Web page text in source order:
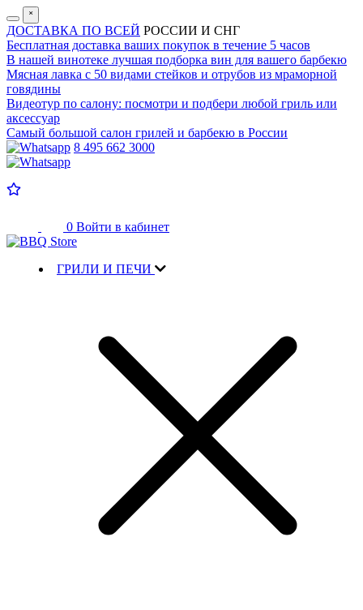
˟
ДОСТАВКА ПО ВСЕЙ РОССИИ И СНГ
Бесплатная доставка ваших покупок в течение 5 часов
В нашей винотеке лучшая подборка вин для вашего барбекю
Мясная лавка с 50 видами стейков и отрубов из мраморной
говядины
Видеотур по салону: посмотри и подбери любой гриль или
аксессуар
Самый большой салон грилей и барбекю в России
8 495 662 3000
0 Войти в кабинет
ГРИЛИ И ПЕЧИ